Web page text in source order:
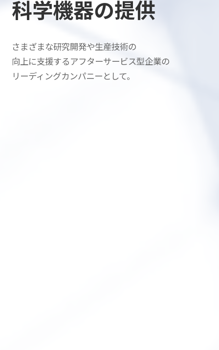
科学機器の提供
さまざまな研究開発や生産技術の
向上に支援するアフターサービス型企業の
リーディングカンパニーとして。